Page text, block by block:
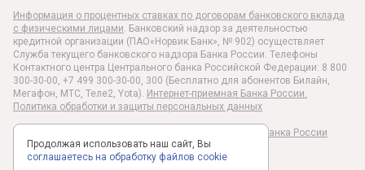
Информация о процентных ставках по договорам банковского вклада
с физическими лицами. Банковский надзор за деятельностью
кредитной организации (ПАО«Норвик Банк», № 902) осуществляет
Служба текущего банковского надзора Банка России. Телефоны
Контактного центра Центрального банка Российской Федерации: 8 800
300-30-00, +7 499 300-30-00, 300 (Бесплатно для абонентов Билайн,
Мегафон, МТС, Теле2, Yota). Интернет-приемная Банка России.
Политика обработки и защиты персональных данных
Раскрытие информации в соответствии c Указанием Банка России
№6496-У
Продолжая использовать наш сайт, Вы
соглашаетесь на обработку файлов cookie